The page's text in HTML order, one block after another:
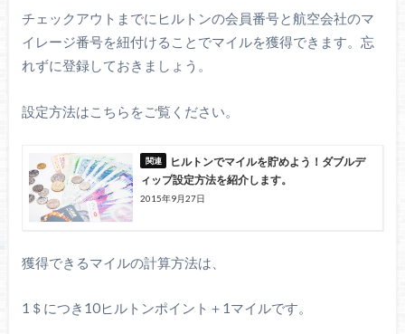
チェックアウトまでにヒルトンの会員番号と航空会社のマ
イレージ番号を紐付けることでマイルを獲得できます。忘
れずに登録しておきましょう。
設定方法はこちらをご覧ください。
ヒルトンでマイルを貯めよう！ダブルデ
ィップ設定方法を紹介します。
2015年9月27日
獲得できるマイルの計算方法は、
1＄につき10ヒルトンポイント＋1マイルです。